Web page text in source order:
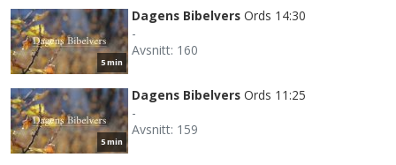
5 min
Dagens Bibelvers Ords 14:30
-
Avsnitt: 160
5 min
Dagens Bibelvers Ords 11:25
-
Avsnitt: 159